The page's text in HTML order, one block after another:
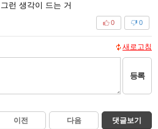
런 생각이 드는 거
0
0
새로고침
등록
이전 다음 댓글보기